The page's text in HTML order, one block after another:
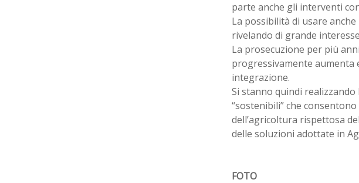
parte anche gli interventi
La possibilità di usare
rivelando di grande
La prosecuzione per più
progressivamente aumenta
integrazione.
Si stanno quindi
“sostenibili” che
dell’agricoltura rispettosa
delle soluzioni adottate in
FOTO